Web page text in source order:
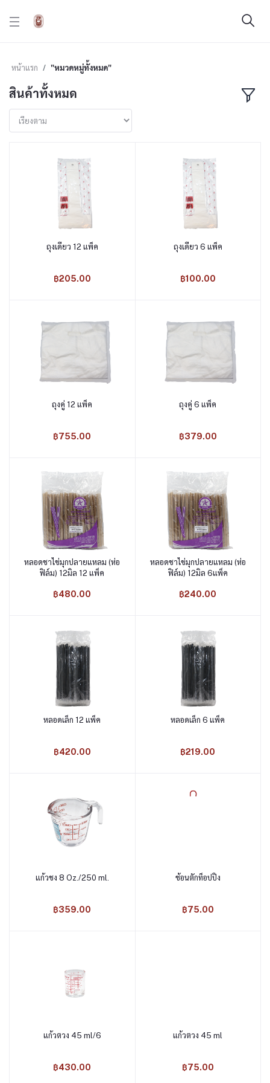
หน้าแรก "หมวดหมู่ทั้งหมด"
สินค้าทั้งหมด
หยิบใส่ตะกร้า
ถุงเดี่ยว 12 แพ็ค
฿205.00
หยิบใส่ตะกร้า
ถุงเดี่ยว 6 แพ็ค
฿100.00
หยิบใส่ตะกร้า
ถุงคู่ 12 แพ็ค
฿755.00
หยิบใส่ตะกร้า
ถุงคู่ 6 แพ็ค
฿379.00
หยิบใส่ตะกร้า
หลอดชาไข่มุกปลายแหลม (ห่อ
ฟิล์ม) 12มิล 12 แพ็ค
฿480.00
หยิบใส่ตะกร้า
หลอดชาไข่มุกปลายแหลม (ห่อ
ฟิล์ม) 12มิล 6แพ็ค
฿240.00
หยิบใส่ตะกร้า
หลอดเล็ก 12 แพ็ค
฿420.00
หยิบใส่ตะกร้า
หลอดเล็ก 6 แพ็ค
฿219.00
หยิบใส่ตะกร้า
แก้วชง 8 Oz./250 ml.
฿359.00
หยิบใส่ตะกร้า
ช้อนตักท็อปปิ้ง
฿75.00
หยิบใส่ตะกร้า
แก้วตวง 45 ml/6
฿430.00
หยิบใส่ตะกร้า
แก้วตวง 45 ml
฿75.00